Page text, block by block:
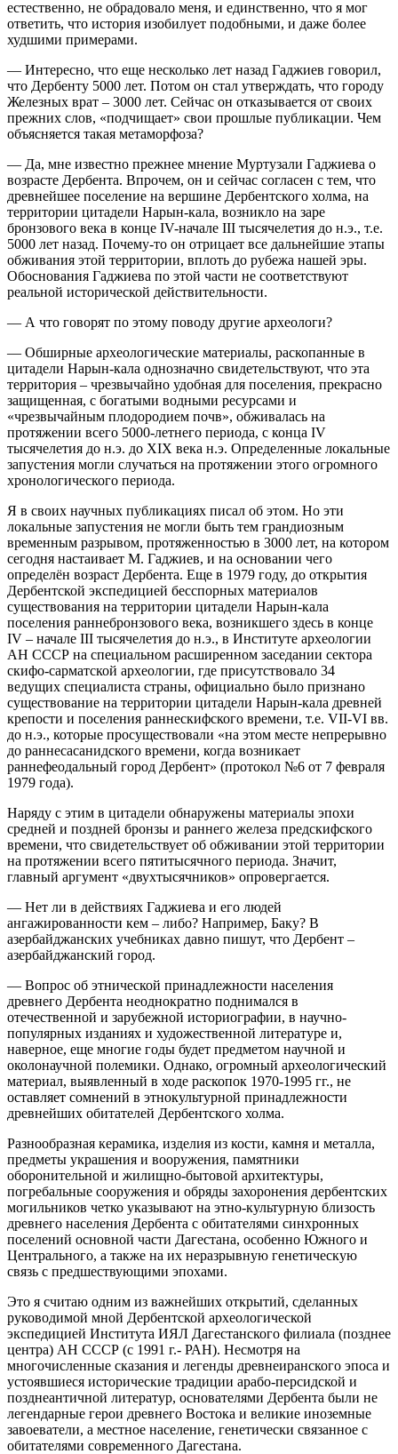
естественно, не обрадовало меня, и единственно, что я мог
ответить, что история изобилует подобными, и даже более
худшими примерами.
— Интересно, что еще несколько лет назад Гаджиев говорил,
что Дербенту 5000 лет. Потом он стал утверждать, что городу
Железных врат – 3000 лет. Сейчас он отказывается от своих
прежних слов, «подчищает» свои прошлые публикации. Чем
объясняется такая метаморфоза?
— Да, мне известно прежнее мнение Муртузали Гаджиева о
возрасте Дербента. Впрочем, он и сейчас согласен с тем, что
древнейшее поселение на вершине Дербентского холма, на
территории цитадели Нарын-кала, возникло на заре
бронзового века в конце IV-начале III тысячелетия до н.э., т.е.
5000 лет назад. Почему-то он отрицает все дальнейшие этапы
обживания этой территории, вплоть до рубежа нашей эры.
Обоснования Гаджиева по этой части не соответствуют
реальной исторической действительности.
— А что говорят по этому поводу другие археологи?
— Обширные археологические материалы, раскопанные в
цитадели Нарын-кала однозначно свидетельствуют, что эта
территория – чрезвычайно удобная для поселения, прекрасно
защищенная, с богатыми водными ресурсами и
«чрезвычайным плодородием почв», обживалась на
протяжении всего 5000-летнего периода, с конца IV
тысячелетия до н.э. до XIX века н.э. Определенные локальные
запустения могли случаться на протяжении этого огромного
хронологического периода.
Я в своих научных публикациях писал об этом. Но эти
локальные запустения не могли быть тем грандиозным
временным разрывом, протяженностью в 3000 лет, на котором
сегодня настаивает М. Гаджиев, и на основании чего
определён возраст Дербента. Еще в 1979 году, до открытия
Дербентской экспедицией бесспорных материалов
существования на территории цитадели Нарын-кала
поселения раннебронзового века, возникшего здесь в конце
IV – начале III тысячелетия до н.э., в Институте археологии
АН СССР на специальном расширенном заседании сектора
скифо-сарматской археологии, где присутствовало 34
ведущих специалиста страны, официально было признано
существование на территории цитадели Нарын-кала древней
крепости и поселения раннескифского времени, т.е. VII-VI вв.
до н.э., которые просуществовали «на этом месте непрерывно
до раннесасанидского времени, когда возникает
раннефеодальный город Дербент» (протокол №6 от 7 февраля
1979 года).
Наряду с этим в цитадели обнаружены материалы эпохи
средней и поздней бронзы и раннего железа предскифского
времени, что свидетельствует об обживании этой территории
на протяжении всего пятитысячного периода. Значит,
главный аргумент «двухтысячников» опровергается.
— Нет ли в действиях Гаджиева и его людей
ангажированности кем – либо? Например, Баку? В
азербайджанских учебниках давно пишут, что Дербент –
азербайджанский город.
— Вопрос об этнической принадлежности населения
древнего Дербента неоднократно поднимался в
отечественной и зарубежной историографии, в научно-
популярных изданиях и художественной литературе и,
наверное, еще многие годы будет предметом научной и
околонаучной полемики. Однако, огромный археологический
материал, выявленный в ходе раскопок 1970-1995 гг., не
оставляет сомнений в этнокультурной принадлежности
древнейших обитателей Дербентского холма.
Разнообразная керамика, изделия из кости, камня и металла,
предметы украшения и вооружения, памятники
оборонительной и жилищно-бытовой архитектуры,
погребальные сооружения и обряды захоронения дербентских
могильников четко указывают на этно-культурную близость
древнего населения Дербента с обитателями синхронных
поселений основной части Дагестана, особенно Южного и
Центрального, а также на их неразрывную генетическую
связь с предшествующими эпохами.
Это я считаю одним из важнейших открытий, сделанных
руководимой мной Дербентской археологической
экспедицией Института ИЯЛ Дагестанского филиала (позднее
центра) АН СССР (с 1991 г.- РАН). Несмотря на
многочисленные сказания и легенды древнеиранского эпоса и
устоявшиеся исторические традиции арабо-персидской и
позднеантичной литератур, основателями Дербента были не
легендарные герои древнего Востока и великие иноземные
завоеватели, а местное население, генетически связанное с
обитателями современного Дагестана.